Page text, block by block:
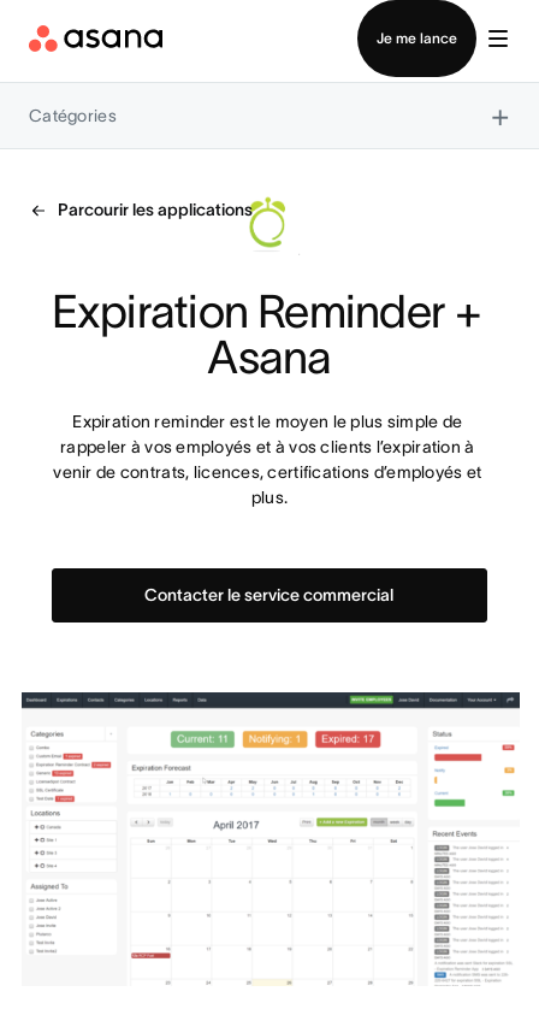
Je me lance
Contacter le service commercial
Catégories ×
Parcourir les applications
Expiration Reminder +
Asana
Expiration reminder est le moyen le plus simple de
rappeler à vos employés et à vos clients l’expiration à
venir de contrats, licences, certifications d’employés et
plus.
Contacter le service commercial